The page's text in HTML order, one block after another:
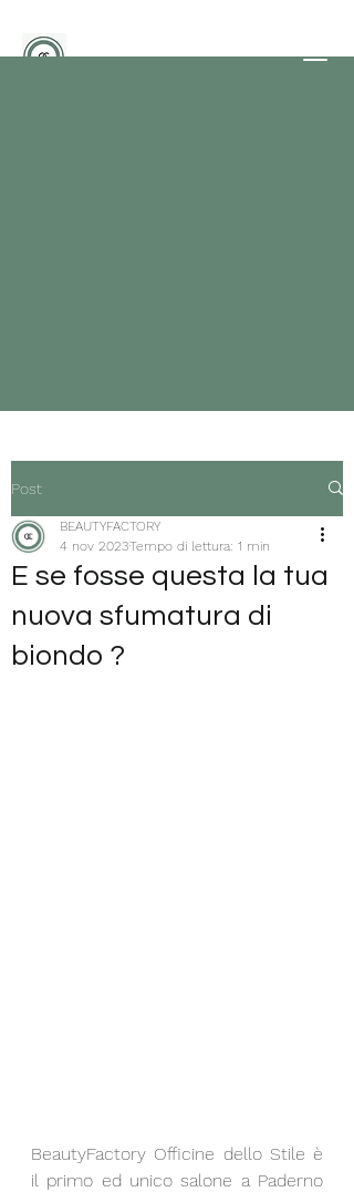
Post
E se fosse questa la tua
nuova sfumatura di
biondo ?
BEAUTYFACTORY
4 nov 2023Tempo di lettura: 1 min
BeautyFactory Officine dello Stile è
il primo ed unico salone a Paderno